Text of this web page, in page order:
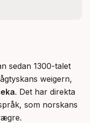
sedan 1300-talet
weigern,
. Det har direkta
som norskans